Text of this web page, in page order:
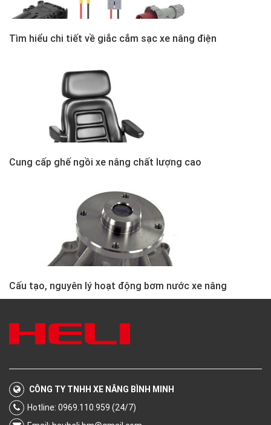
Tìm hiểu chi tiết về giắc cắm sạc xe nâng điện
Cung cấp ghế ngồi xe nâng chất lượng cao
Cấu tạo, nguyên lý hoạt động bơm nước xe nâng
CÔNG TY TNHH XE NÂNG BÌNH MINH
Hotline: 0969.110.959 (24/7)